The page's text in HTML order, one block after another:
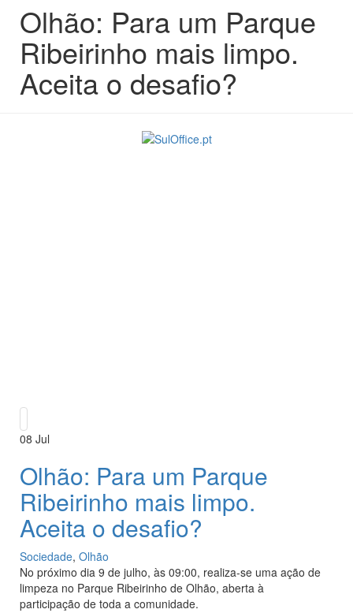
Olhão: Para um Parque
Ribeirinho mais limpo.
Aceita o desafio?
08 Jul
Olhão: Para um Parque
Ribeirinho mais limpo.
Aceita o desafio?
Sociedade, Olhão
No próximo dia 9 de julho, às 09:00, realiza-se uma ação de
limpeza no Parque Ribeirinho de Olhão, aberta à
participação de toda a comunidade.